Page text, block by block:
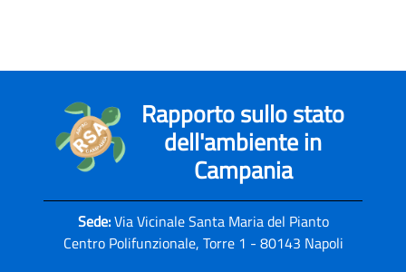
Rapporto sullo stato
dell'ambiente in
Campania
Sede:Via Vicinale Santa Maria del Pianto
Centro Polifunzionale, Torre 1 - 80143 Napoli